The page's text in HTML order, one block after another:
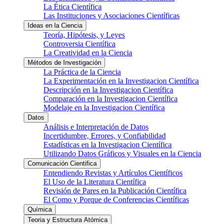
La Ética Científica
Las Instituciones y Asociaciones Científicas
Ideas en la Ciencia
Teoría, Hipótesis, y Leyes
Controversia Científica
La Creatividad en la Ciencia
Métodos de Investigación
La Práctica de la Ciencia
La Experimentación en la Investigacion Científica
Descripción en la Investigacion Científica
Comparación en la Investigacion Científica
Modelaje en la Investigacion Científica
Datos
Análisis e Interpretación de Datos
Incertidumbre, Errores, y Confiabilidad
Estadísticas en la Investigacion Científica
Utilizando Datos Gráficos y Visuales en la Ciencia
Comunicación Cientifica
Entendiendo Revistas y Artículos Científicos
El Uso de la Literatura Científica
Revisión de Pares en la Publicación Científica
El Como y Porque de Conferencias Científicas
Química
Teoria y Estructura Atómica